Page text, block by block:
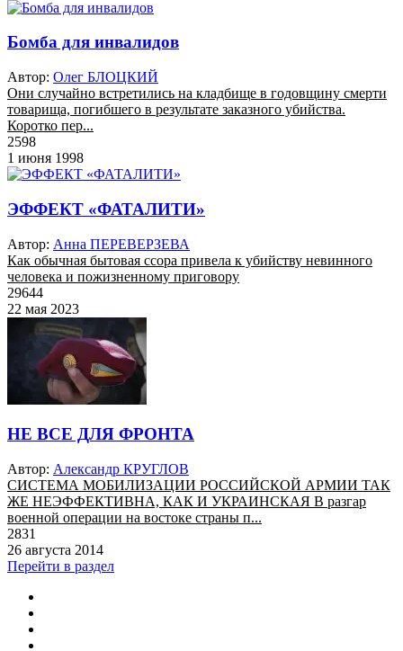
Бомба для инвалидов
Автор: Олег БЛОЦКИЙ
Они случайно встретились на кладбище в годовщину смерти
товарища, погибшего в результате заказного убийства.
Коротко пер...
2598
1 июня 1998
ЭФФЕКТ «ФАТАЛИТИ»
Автор: Анна ПЕРЕВЕРЗЕВА
Как обычная бытовая ссора привела к убийству невинного
человека и пожизненному приговору
29644
22 мая 2023
НЕ ВСЕ ДЛЯ ФРОНТА
Автор: Александр КРУГЛОВ
СИСТЕМА МОБИЛИЗАЦИИ РОССИЙСКОЙ АРМИИ ТАК
ЖЕ НЕЭФФЕКТИВНА, КАК И УКРАИНСКАЯ В разгар
военной операции на востоке страны п...
2831
26 августа 2014
Перейти в раздел